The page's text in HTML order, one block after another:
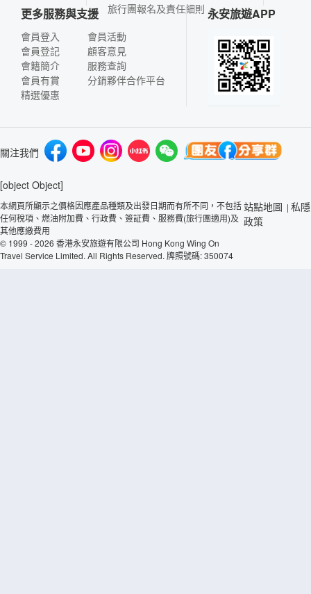
旅行團報名及責任細則
更多服務與支援
會員登入
會員登記
會籍簡介
會員有賞
精選優惠
會員活動
顧客意見
服務查詢
分銷夥伴合作平台
永安旅遊APP
關注我們
[object Object]
本網頁所顯示之價格因應產品種類及出發日期而有所不同，不包括
任何稅項、燃油附加費、行政費、簽証費、服務費(旅行團適用)及
其他應繳費用
© 1999 - 2026 香港永安旅遊有限公司 Hong Kong Wing On
Travel Service Limited. All Rights Reserved. 牌照號碼: 350074
站點地圖 | 私隱
政策